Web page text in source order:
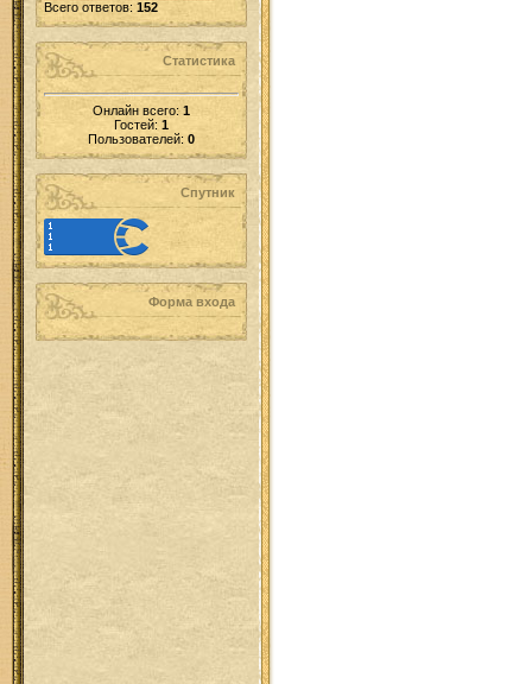
Всего ответов: 152
Статистика
Онлайн всего: 1
Гостей: 1
Пользователей: 0
Спутник
Форма входа